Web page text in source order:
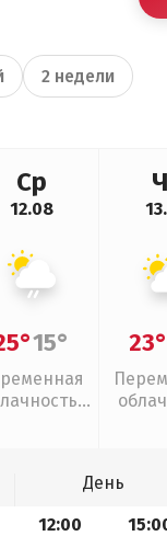
2 недели
Ср
12.08
15° 23°
День
12:00